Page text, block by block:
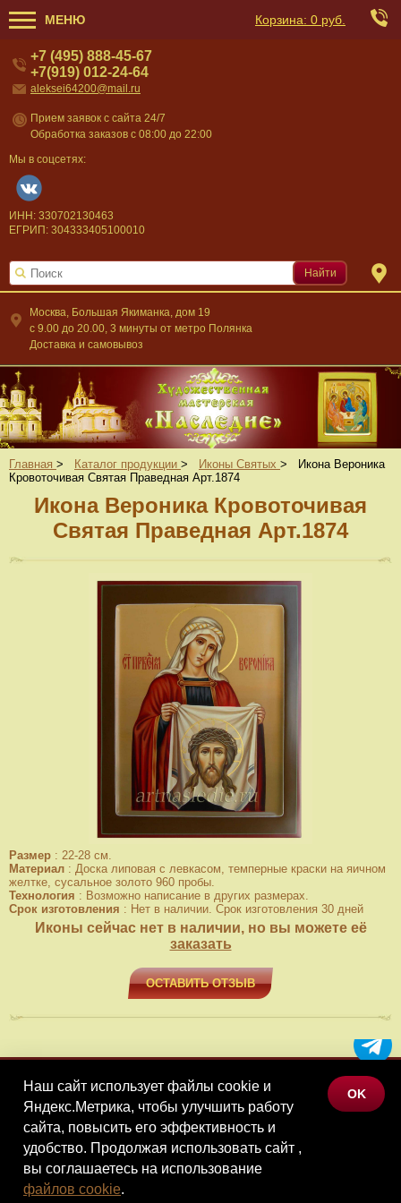
МЕНЮ Корзина: 0 руб.
Москва, Большая Якиманка, дом 19
c 9.00 до 20.00, 3 минуты от метро Полянка
Доставка и самовывоз
+7 (495) 888-45-67
+7(919) 012-24-64
aleksei64200@mail.ru
Прием заявок с сайта 24/7
Обработка заказов с 08:00 до 22:00
Мы в соцсетях:
ИНН: 330702130463
ЕГРИП: 304333405100010
Найти
Главная > Каталог продукции > Иконы Святых >
Икона Вероника
Кровоточивая Святая Праведная Арт.1874
Икона Вероника Кровоточивая
Святая Праведная Арт.1874
Размер : 22-28 см.
Материал : Доска липовая с левкасом, темперные краски на яичном
желтке, сусальное золото 960 пробы.
Технология : Возможно написание в других размерах.
Срок изготовления : Нет в наличии. Срок изготовления 30 дней
Иконы сейчас нет в наличии, но вы можете её
заказать
ОСТАВИТЬ ОТЗЫВ
МЕНЮ
КАТАЛОГ ТОВАРОВ
КОНТАКТЫ
Наш сайт использует файлы cookie и
Яндекс.Метрика, чтобы улучшить работу
сайта, повысить его эффективность и
удобство. Продолжая использовать сайт ,
вы соглашаетесь на использование
файлов cookie.
OK